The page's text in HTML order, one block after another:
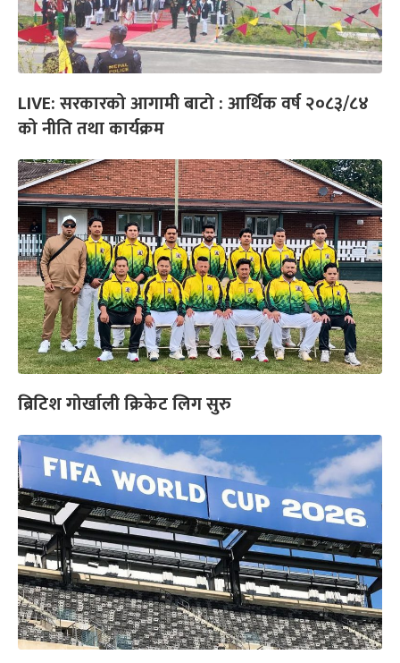
LIVE: सरकारको आगामी बाटो : आर्थिक वर्ष २०८३/८४
को नीति तथा कार्यक्रम
ब्रिटिश गोर्खाली क्रिकेट लिग सुरु